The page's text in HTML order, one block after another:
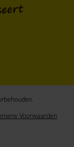
Voorwaarden